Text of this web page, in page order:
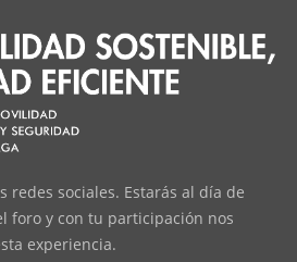
redes sociales. Estarás al día de
foro y con tu participación nos
experiencia.